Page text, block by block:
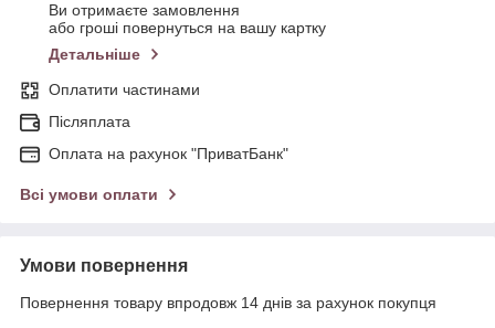
Ви отримаєте замовлення
або гроші повернуться на вашу картку
Детальніше
Оплатити частинами
Післяплата
Оплата на рахунок "ПриватБанк"
Всі умови оплати
Умови повернення
Повернення товару впродовж 14 днів за рахунок покупця